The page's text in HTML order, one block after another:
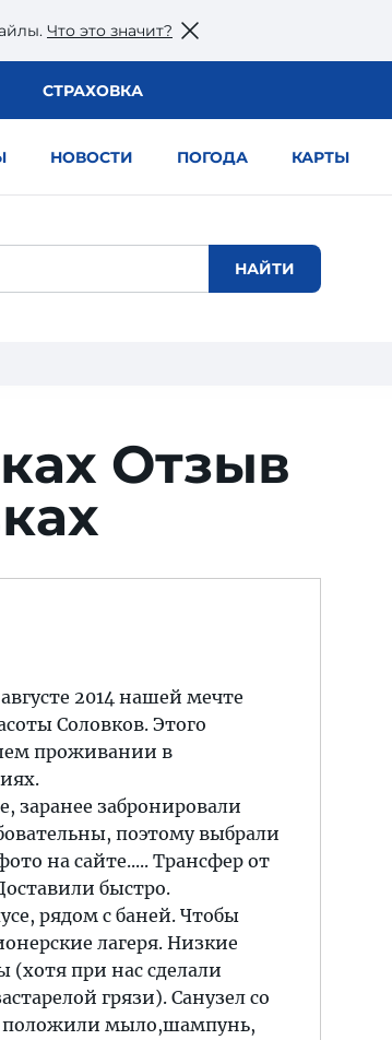
Что это значит?
СТРАХОВКА
НОВОСТИ ПОГОДА КАРТЫ
Отзыв
2014 нашей мечте
Соловков. Этого
проживании в
забронировали
поэтому выбрали
на сайте..... Трансфер от
быстро.
рядом с баней. Чтобы
лагеря. Низкие
при нас сделали
грязи). Санузел со
положили мыло,шампунь,